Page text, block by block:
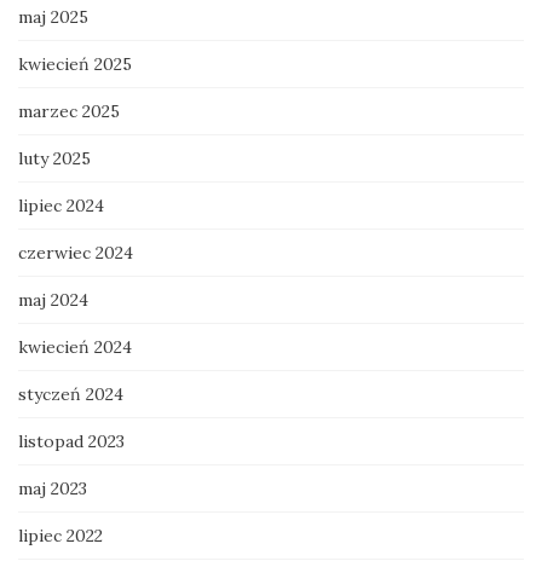
maj 2025
kwiecień 2025
marzec 2025
luty 2025
lipiec 2024
czerwiec 2024
maj 2024
kwiecień 2024
styczeń 2024
listopad 2023
maj 2023
lipiec 2022